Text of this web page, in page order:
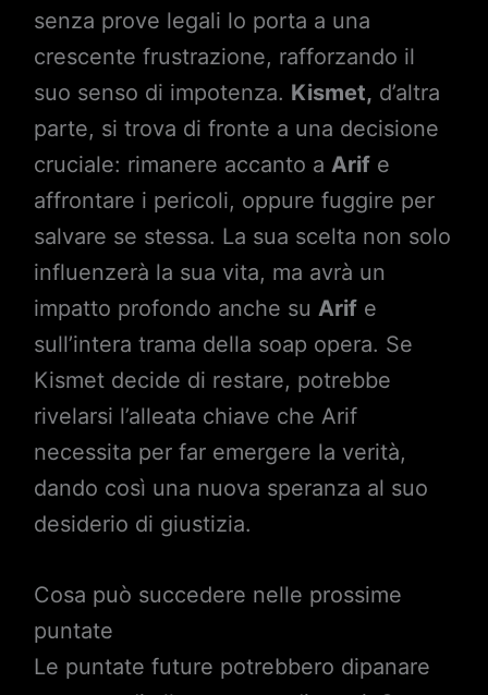
senza prove legali lo porta a una
crescente frustrazione, rafforzando il
suo senso di impotenza. Kismet, d’altra
parte, si trova di fronte a una decisione
cruciale: rimanere accanto a Arife
affrontare i pericoli, oppure fuggire per
salvare se stessa. La sua scelta non solo
influenzerà la sua vita, ma avrà un
impatto profondo anche su Arife
sull’intera trama della soap opera. Se
Kismet decide di restare, potrebbe
rivelarsi l’alleata chiave che Arif
necessita per far emergere la verità,
dando così una nuova speranza al suo
desiderio di giustizia.
Cosa può succedere nelle prossime
puntate
Le puntate future potrebbero dipanare